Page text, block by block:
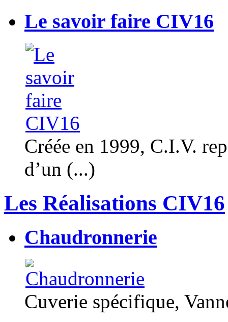
Le savoir faire CIV16
Créée en 1999, C.I.V.
d’un (...)
Les Réalisations CIV16
Chaudronnerie
Cuverie spécifique,